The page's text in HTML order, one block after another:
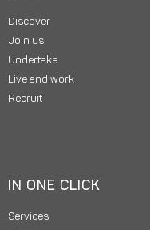
Discover
Join us
Undertake
Live and work
Recruit
IN ONE CLICK
Services